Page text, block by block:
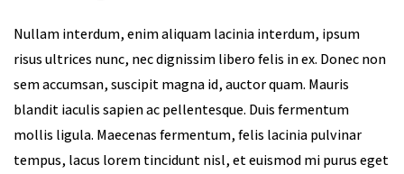
Nullam interdum, enim aliquam lacinia interdum, ipsum
risus ultrices nunc, nec dignissim libero felis in ex. Donec non
sem accumsan, suscipit magna id, auctor quam. Mauris
blandit iaculis sapien ac pellentesque. Duis fermentum
mollis ligula. Maecenas fermentum, felis lacinia pulvinar
tempus, lacus lorem tincidunt nisl, et euismod mi purus eget